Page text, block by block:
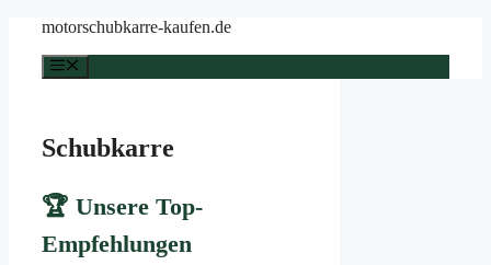
springen
motorschubkarre-kaufen.de
Schubkarre
🏆 Unsere Top-
Empfehlungen